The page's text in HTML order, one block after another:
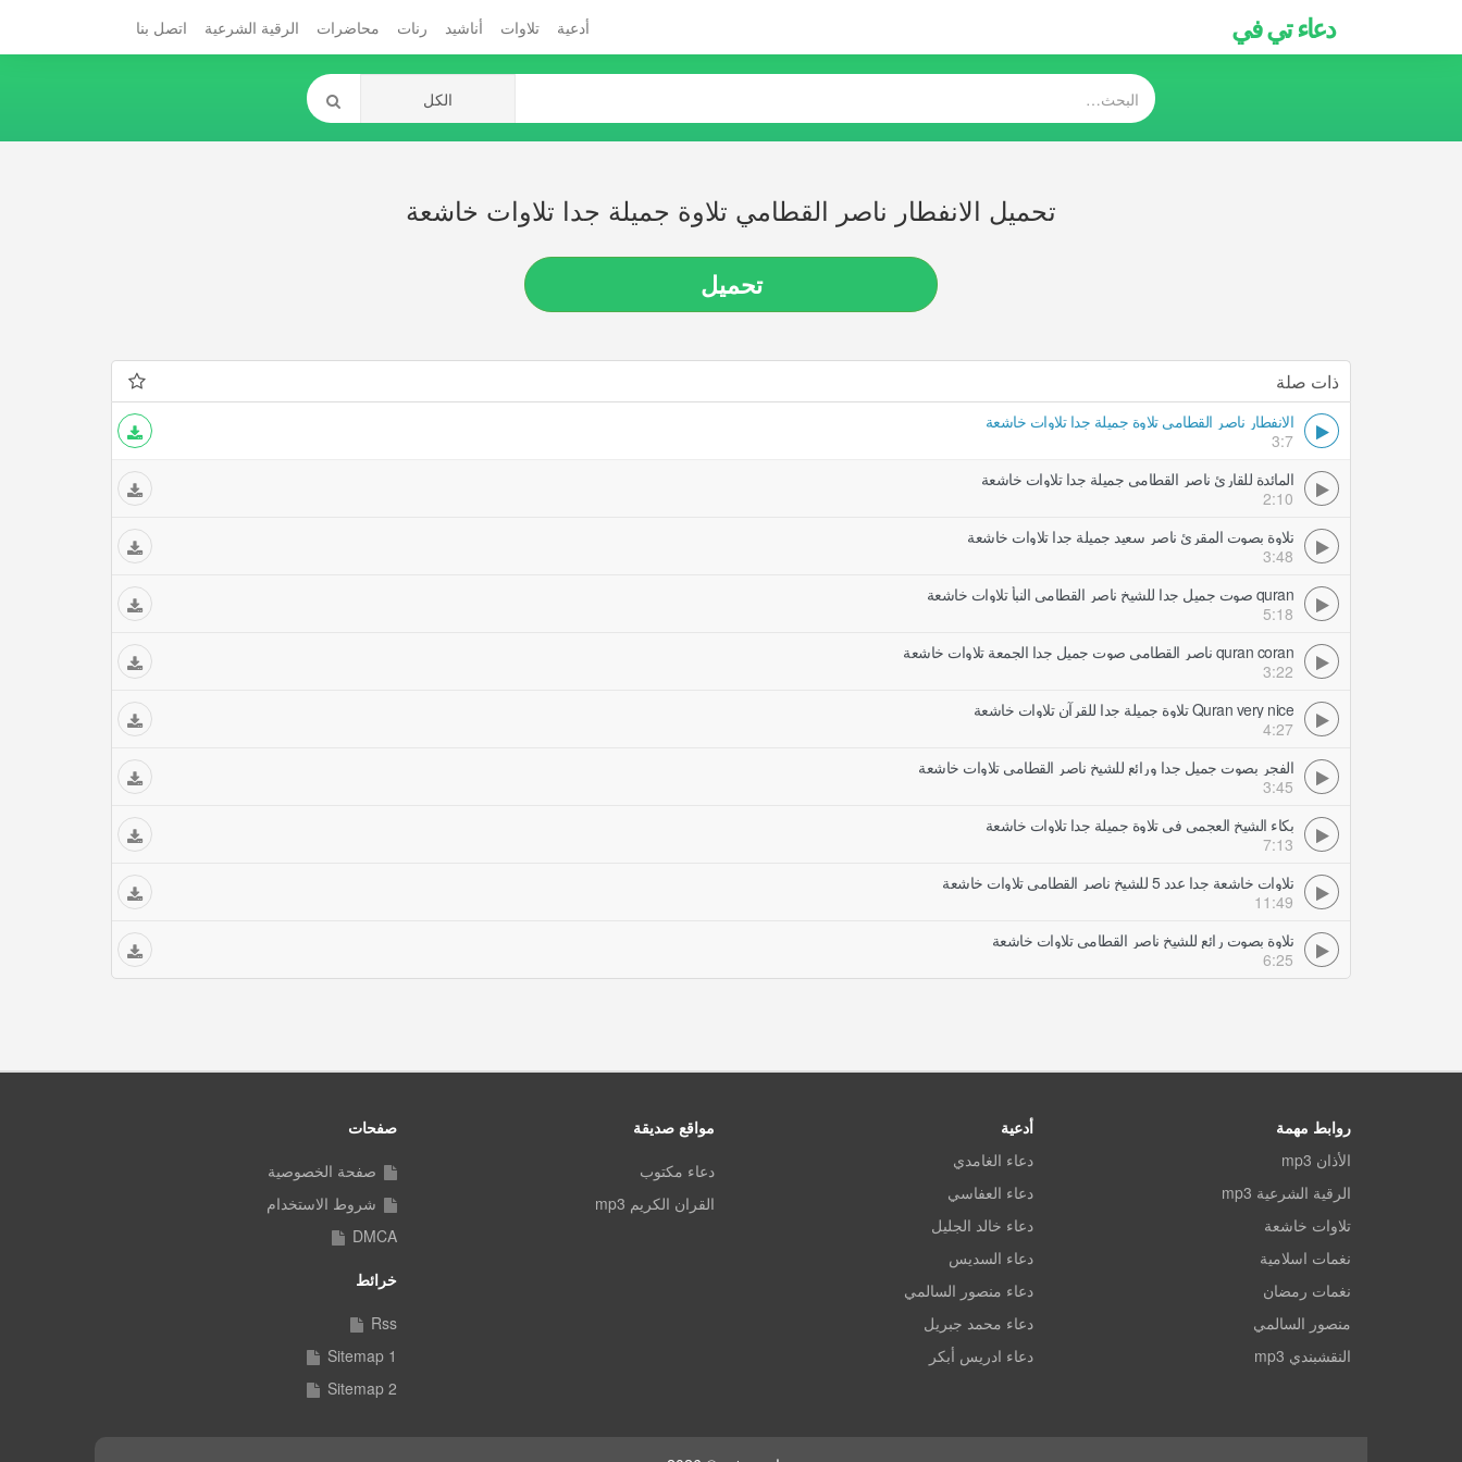
دعاء تي في أدعية تلاوات أناشيد رنات محاضرات الرقية الشرعية اتصل بنا
تحميل الانفطار ناصر القطامي تلاوة جميلة جدا تلاوات خاشعة
تحميل
ذات صلة
الانفطار ناصر القطامي تلاوة جميلة جدا تلاوات خاشعة
3:7
المائدة للقارئ ناصر القطامي جميلة جدا تلاوات خاشعة
2:10
تلاوة بصوت المقرئ ناصر سعيد جميلة جدا تلاوات خاشعة
3:48
quran صوت جميل جدا للشيخ ناصر القطامي النبأ تلاوات خاشعة
5:18
quran coran ناصر القطامي صوت جميل جدا الجمعة تلاوات خاشعة
3:22
Quran very nice تلاوة جميلة جدا للقرآن تلاوات خاشعة
4:27
الفجر بصوت جميل جدا ورائع للشيخ ناصر القطامي تلاوات خاشعة
3:45
بكاء الشيخ العجمي في تلاوة جميلة جدا تلاوات خاشعة
7:13
تلاوات خاشعة جدا عدد 5 للشيخ ناصر القطامي تلاوات خاشعة
11:49
تلاوة بصوت رائع للشيخ ناصر القطامي تلاوات خاشعة
6:25
روابط مهمة
الأذان mp3
الرقية الشرعية mp3
تلاوات خاشعة
نغمات اسلامية
نغمات رمضان
منصور السالمي
النقشبندي mp3
أدعية
دعاء الغامدي
دعاء العفاسي
دعاء خالد الجليل
دعاء السديس
دعاء منصور السالمي
دعاء محمد جبريل
دعاء ادريس أبكر
مواقع صديقة
دعاء مكتوب
القران الكريم mp3
صفحات
صفحة الخصوصية
شروط الاستخدام
DMCA
خرائط
Rss
Sitemap 1
Sitemap 2